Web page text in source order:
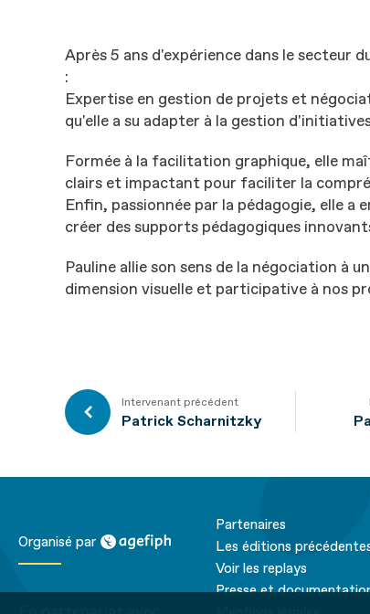
Après 5 ans d'expérience dans le secteur
:
Expertise en gestion de projets et
qu'elle a su adapter à la gestion
Formée à la facilitation graphique, elle
clairs et impactant pour faciliter la
Enfin, passionnée par la pédagogie, elle a
créer des supports pédagogiques
Pauline allie son sens de la négociation à
dimension visuelle et participative à nos
Intervenant précédent
Patrick Scharnitzky
Organisé par agefiph
Partenaires
Les éditions
Voir les replays
Presse et